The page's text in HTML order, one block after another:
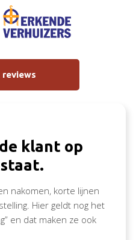
reviews
klant op
nakomen, korte lijnen
Hier geldt nog het
en dat maken ze ook